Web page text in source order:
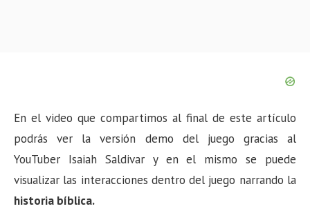
En el video que compartimos al final de este artículo
podrás ver la versión demo del juego gracias al
YouTuber Isaiah Saldivar y en el mismo se puede
visualizar las interacciones dentro del juego narrando la
historia bíblica.